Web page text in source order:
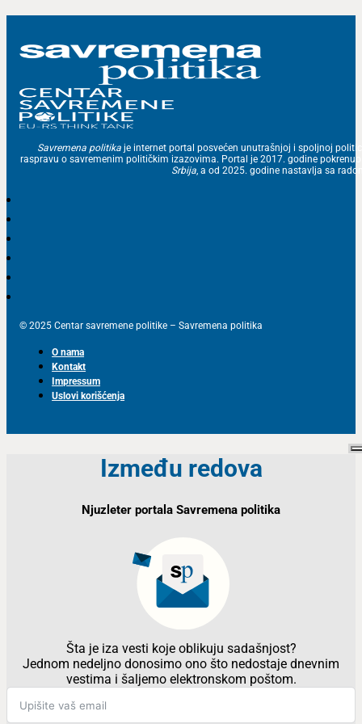
Savremena politika je internet portal posvećen unutrašnjoj i spoljnoj
raspravu o savremenim političkim izazovima. Portal je 2017. godine
Srbija , a od 2025. godine nastavlja sa
© 2025 Centar savremene politike – Savremena politika
O nama
Kontakt
Impressum
Uslovi korišćenja
Između redova
Njuzleter portala Savremena politika
Šta je iza vesti koje oblikuju sadašnjost?
Jednom nedeljno donosimo ono što nedostaje dnevnim
vestima i šaljemo elektronskom poštom.